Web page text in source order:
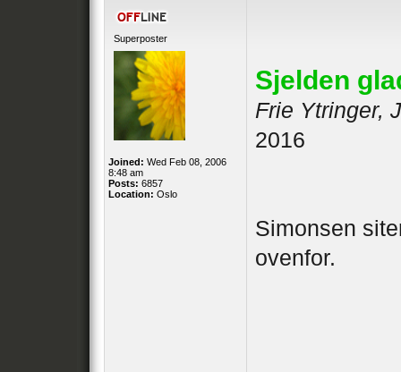
Superposter
Joined: Wed Feb 08, 2006
8:48 am
Posts: 6857
Location: Oslo
Sjelden
Frie Ytringer,
2016
Simonsen
ovenfor.